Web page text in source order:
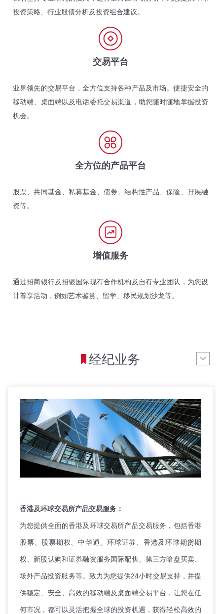
投资策略、行业股债分析及投资组合建议。
交易平台
业界领先的交易平台，全方位支持各种产品及市场。便捷安全的
移动端、桌面端以及电话委托交易渠道，助您随时随地掌握投资
机会。
全方位的产品平台
股票、共同基金、私募基金、债券、结构性产品、保险、孖展融
资等。
增值服务
通过招商银行及招银国际现有合作机构及自有专业团队，为您设
计尊享活动，例如艺术鉴赏、留学、移民规划沙龙等。
经纪业务
香港及环球交易所产品交易服务：
为您提供全面的香港及环球交易所产品交易服务，包括香港
股票、股票期权、中华通、环球证券、香港及环球期货期
权、新股认购和证券融资服务国际配售、第三方暗盘买卖、
场外产品投资服务等。致力为您提供24小时交易支持，并提
供稳定、安全、高效的移动端及桌面端交易平台，让您在任
何市况，都可以灵活把握全球的投资机遇，获得轻松高效的